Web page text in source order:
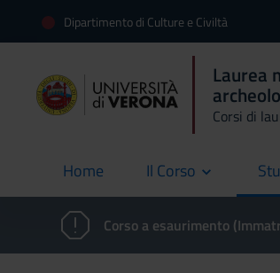
Dipartimento di Culture e Civiltà
Laurea
Corsi di
Home
current Il Corso
Corso a esaurimento